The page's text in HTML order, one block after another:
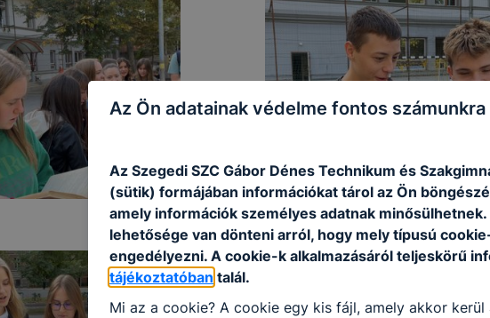
Az Ön adatainak védelme fontos számunkra
Az Szegedi SZC Gábor Dénes Technikum és
(sütik) formájában információkat tárol az Ön
amely információk személyes adatnak minősülhetnek.
lehetősége van dönteni arról, hogy mely típusú
engedélyezni. A cookie-k alkalmazásáról teljeskörű
tájékoztatóban talál.
Mi az a cookie? A cookie egy kis fájl, amely akkor